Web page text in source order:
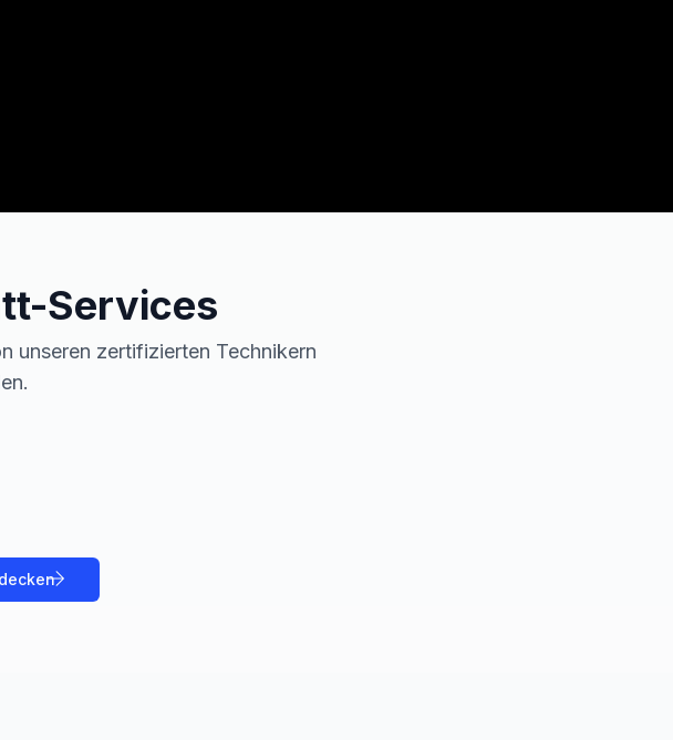
Services
unseren zertifizierten Technikern